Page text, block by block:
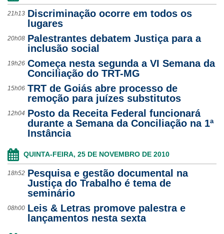
21h13 Discriminação ocorre em todos os
lugares
20h08 Palestrantes debatem Justiça para a
inclusão social
19h26 Começa nesta segunda a VI Semana da
Conciliação do TRT-MG
15h06 TRT de Goiás abre processo de
remoção para juízes substitutos
12h04 Posto da Receita Federal funcionará
durante a Semana da Conciliação na 1ª
Instância
QUINTA-FEIRA, 25 DE NOVEMBRO DE 2010
18h52 Pesquisa e gestão documental na
Justiça do Trabalho é tema de
seminário
08h00 Leis & Letras promove palestra e
lançamentos nesta sexta